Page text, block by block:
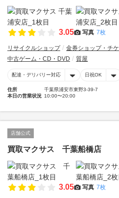
3.05 写真 7枚
リサイクルショップ 金券ショップ・チ
中古ゲーム・CD・DVD
質屋
配達・デリバリー対応 日祝OK
住所
千葉県浦安市東野3-39-7
本日の営業状況 10:00〜20:00
店舗公式
買取マクサス 千葉船橋店
3.05 写真 7枚